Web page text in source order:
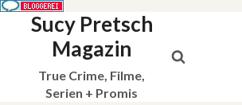
Sucy Pretsch
Magazin
True Crime, Filme,
Serien + Promis